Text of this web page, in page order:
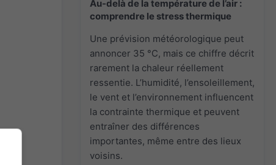
Au-delà de la température de l’air :
comprendre le stress thermique
Une prévision météorologique peut
annoncer 35 °C, mais ce chiffre décrit
rarement la chaleur réellement
ressentie. L’humidité, l’ensoleillement,
le vent et l’environnement influencent
la contrainte thermique et peuvent
entraîner des différences
importantes, même entre des lieux
voisins.